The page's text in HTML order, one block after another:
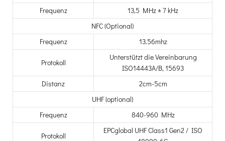
Frequenz
13,5 MHz ± 7 kHz
NFC (Optional)
Frequenz
13.56mhz
Protokoll
Unterstützt die Vereinbarung
ISO14443A/B, 15693
Distanz
2cm-5cm
UHF (optional)
Frequenz
840-960 MHz
Protokoll
EPCglobal UHF Class1 Gen2 / ISO